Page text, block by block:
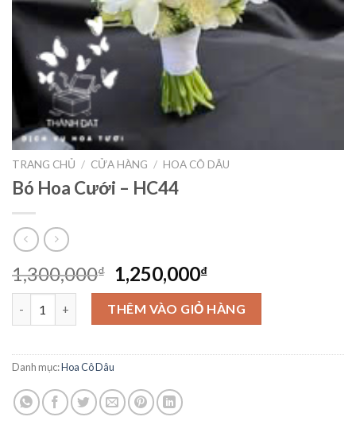
TRANG CHỦ / CỬA HÀNG / HOA CÔ DÂU
Bó Hoa Cưới – HC44
1,300,000₫
Giá
gốc
là:
1,300,000₫.
1,250,000₫Giá
hiện
tại
là:
1,250,000₫.
Bó Hoa Cưới – HC44 số lượngTHÊM VÀO GIỎ HÀNG
Danh mục:Hoa Cô Dâu